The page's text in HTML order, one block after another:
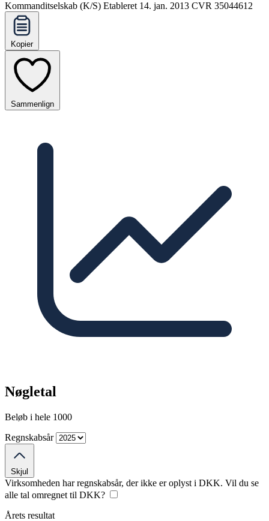
Kommanditselskab (K/S) Etableret 14. jan. 2013 CVR 35044612
Kopier
Sammenlign
Nøgletal
Beløb i hele 1000
Regnskabsår
Skjul
Virksomheden har regnskabsår, der ikke er oplyst i DKK. Vil du se
alle tal omregnet til DKK?
Årets resultat